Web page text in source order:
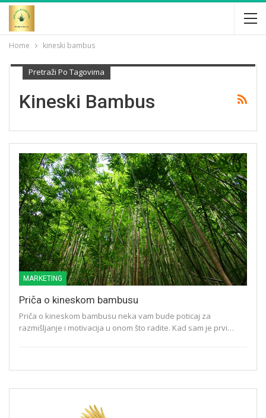
Home kineski bambus
Pretraži Po Tagovima
Kineski Bambus
MARKETING
Priča o kineskom bambusu
Priča o kineskom bambusu neka vam bude poticaj za
razmišljanje i motivacija u onom što radite. Kad sam je prvi…